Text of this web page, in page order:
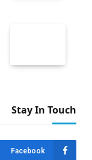
Stay In Touch
Facebook